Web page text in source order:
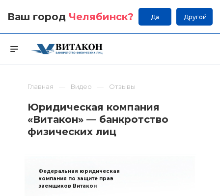
Ваш город Челябинск? Да Другой
Главная Видео Отзывы
Юридическая компания
«Витакон» — банкротство
физических лиц
Федеральная юридическая
компания по защите прав
заемщиков Витакон